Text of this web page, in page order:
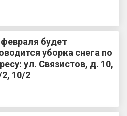
будет
уборка снега по
ул. Связистов, д. 10,
10/2